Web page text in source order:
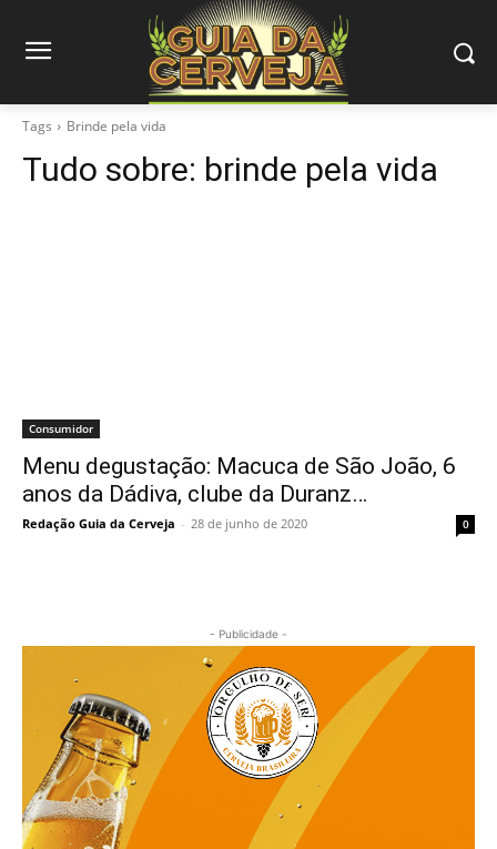
Tags Brinde pela vida
Tudo sobre: brinde pela vida
Consumidor
Menu degustação: Macuca de São João, 6
anos da Dádiva, clube da Duranz…
Redação Guia da Cerveja - 28 de junho de 2020 0
- Publicidade -